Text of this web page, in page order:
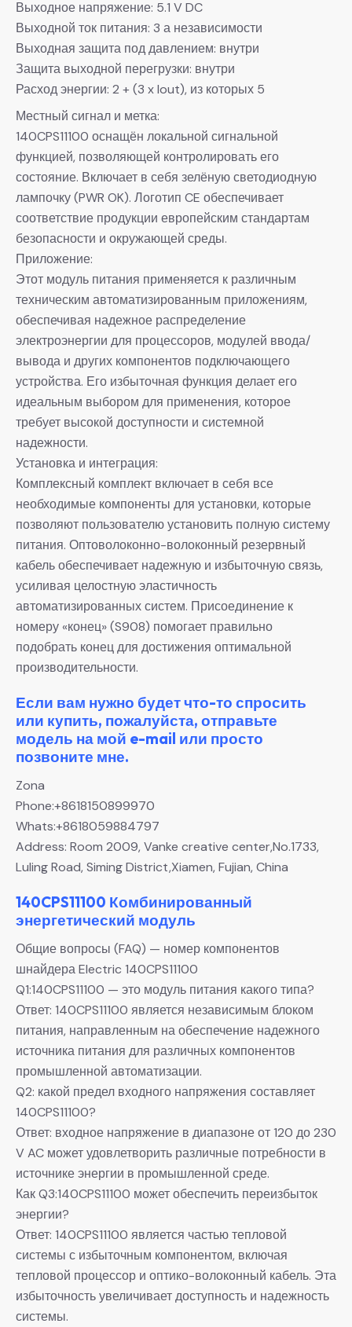
Выходное напряжение: 5.1 V DC
Выходной ток питания: 3 а независимости
Выходная защита под давлением: внутри
Защита выходной перегрузки: внутри
Расход энергии: 2 + (3 x Iout), из которых 5
Местный сигнал и метка:
140CPS11100 оснащён локальной сигнальной
функцией, позволяющей контролировать его
состояние. Включает в себя зелёную светодиодную
лампочку (PWR OK). Логотип CE обеспечивает
соответствие продукции европейским стандартам
безопасности и окружающей среды.
Приложение:
Этот модуль питания применяется к различным
техническим автоматизированным приложениям,
обеспечивая надежное распределение
электроэнергии для процессоров, модулей ввода/
вывода и других компонентов подключающего
устройства. Его избыточная функция делает его
идеальным выбором для применения, которое
требует высокой доступности и системной
надежности.
Установка и интеграция:
Комплексный комплект включает в себя все
необходимые компоненты для установки, которые
позволяют пользователю установить полную систему
питания. Оптоволоконно-волоконный резервный
кабель обеспечивает надежную и избыточную связь,
усиливая целостную эластичность
автоматизированных систем. Присоединение к
номеру «конец» (S908) помогает правильно
подобрать конец для достижения оптимальной
производительности.
Если вам нужно будет что-то спросить
или купить, пожалуйста, отправьте
модель на мой e-mail или просто
позвоните мне.
Zona
Phone:+8618150899970
Whats:+8618059884797
Address: Room 2009, Vanke creative center,No.1733,
Luling Road, Siming District,Xiamen, Fujian, China
140CPS11100 Комбинированный
энергетический модуль
Общие вопросы (FAQ) — номер компонентов
шнайдера Electric 140CPS11100
Q1:140CPS11100 — это модуль питания какого типа?
Ответ: 140CPS11100 является независимым блоком
питания, направленным на обеспечение надежного
источника питания для различных компонентов
промышленной автоматизации.
Q2: какой предел входного напряжения составляет
140CPS11100?
Ответ: входное напряжение в диапазоне от 120 до 230
V AC может удовлетворить различные потребности в
источнике энергии в промышленной среде.
Как Q3:140CPS11100 может обеспечить переизбыток
энергии?
Ответ: 140CPS11100 является частью тепловой
системы с избыточным компонентом, включая
тепловой процессор и оптико-волоконный кабель. Эта
избыточность увеличивает доступность и надежность
системы.